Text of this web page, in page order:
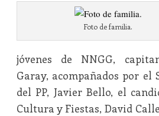
Foto de familia.
jóvenes de NNGG,
Garay, acompañados por el
del PP, Javier Bello, el
Cultura y Fiestas, David